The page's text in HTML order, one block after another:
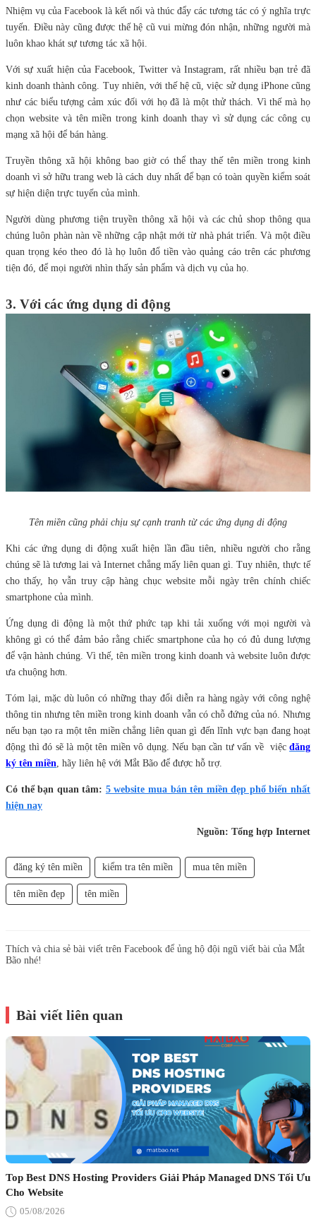
Nhiệm vụ của Facebook là kết nối và thúc đẩy các tương tác có ý nghĩa trực
tuyến. Điều này cũng được thế hệ cũ vui mừng đón nhận, những người mà
luôn khao khát sự tương tác xã hội.
Với sự xuất hiện của Facebook, Twitter và Instagram, rất nhiều bạn trẻ đã
kinh doanh thành công. Tuy nhiên, với thế hệ cũ, việc sử dụng iPhone cũng
như các biểu tượng cảm xúc đối với họ đã là một thử thách. Vì thế mà họ
chọn website và tên miền trong kinh doanh thay vì sử dụng các công cụ
mạng xã hội để bán hàng.
Truyền thông xã hội không bao giờ có thể thay thế tên miền trong kinh
doanh vì sở hữu trang web là cách duy nhất để bạn có toàn quyền kiểm soát
sự hiện diện trực tuyến của mình.
Người dùng phương tiện truyền thông xã hội và các chủ shop thông qua
chúng luôn phàn nàn về những cập nhật mới từ nhà phát triển. Và một điều
quan trọng kéo theo đó là họ luôn đổ tiền vào quảng cáo trên các phương
tiện đó, để mọi người nhìn thấy sản phẩm và dịch vụ của họ.
3. Với các ứng dụng di động
Tên miền cũng phải chịu sự cạnh tranh từ các ứng dụng di động
Khi các ứng dụng di động xuất hiện lần đầu tiên, nhiều người cho rằng
chúng sẽ là tương lai và Internet chẳng mấy liên quan gì. Tuy nhiên, thực tế
cho thấy, họ vẫn truy cập hàng chục website mỗi ngày trên chính chiếc
smartphone của mình.
Ứng dụng di động là một thứ phức tạp khi tải xuống với mọi người và
không gì có thể đảm bảo rằng chiếc smartphone của họ có đủ dung lượng
để vận hành chúng. Vì thế, tên miền trong kinh doanh và website luôn được
ưa chuộng hơn.
Tóm lại, mặc dù luôn có những thay đổi diễn ra hàng ngày với công nghệ
thông tin nhưng tên miền trong kinh doanh vẫn có chỗ đứng của nó. Nhưng
nếu bạn tạo ra một tên miền chẳng liên quan gì đến lĩnh vực bạn đang hoạt
động thì đó sẽ là một tên miền vô dụng. Nếu bạn cần tư vấn về việc đăng
ký tên miền, hãy liên hệ với Mắt Bão để được hỗ trợ.
Có thể bạn quan tâm: 5 website mua bán tên miền đẹp phổ biến nhất
hiện nay
Nguồn: Tổng hợp Internet
đăng ký tên miền kiểm tra tên miền mua tên miền
tên miền đẹp tên miền
Thích và chia sẻ bài viết trên Facebook để ủng hộ đội ngũ viết bài của Mắt
Bão nhé!
Bài viết liên quan
Top Best DNS Hosting Providers Giải Pháp Managed DNS Tối Ưu
Cho Website
05/08/2026